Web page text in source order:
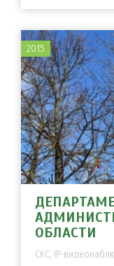
ОБЛАСТИ
СКС, IP-
2015